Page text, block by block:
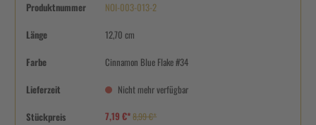
Produktnummer NOI-003-013-2
Länge 12,70 cm
Farbe Cinnamon Blue Flake #34
Lieferzeit Nicht mehr verfügbar
Stückpreis 7,19 €*8,99 €*